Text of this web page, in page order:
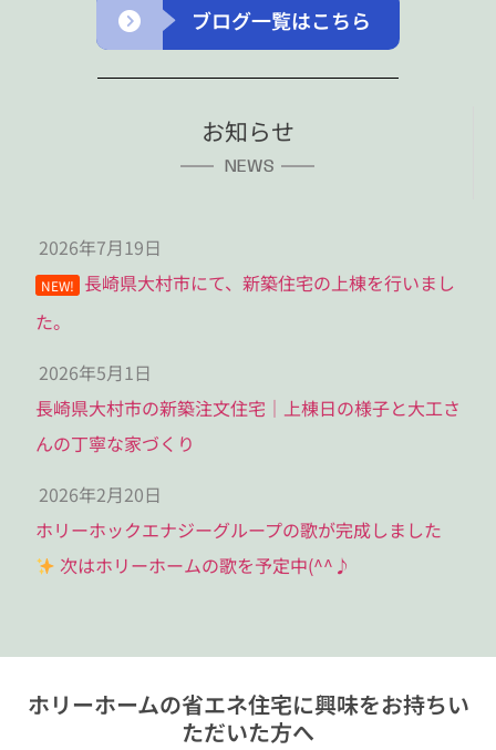
ブログ一覧はこちら
お知らせ
NEWS
2026年7月19日
NEW!
長崎県大村市にて、新築住宅の上棟を行いまし
た。
2026年5月1日
長崎県大村市の新築注文住宅｜上棟日の様子と大工さ
んの丁寧な家づくり
2026年2月20日
ホリーホックエナジーグループの歌が完成しました
次はホリーホームの歌を予定中(^^♪
ホリーホームの省エネ住宅に興味をお持ちい
ただいた方へ